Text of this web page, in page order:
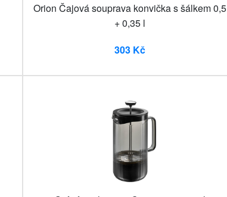
Orion Čajová souprava konvička s šálkem 0,5
+ 0,35 l
303 Kč